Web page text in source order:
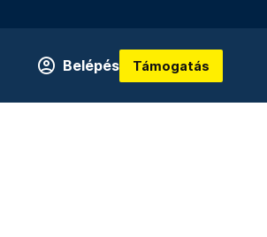
Belépés Támogatás